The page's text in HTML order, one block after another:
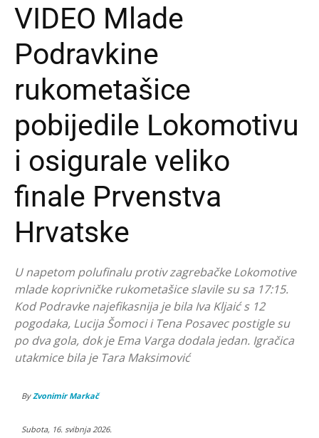
VIDEO Mlade
Podravkine
rukometašice
pobijedile Lokomotivu
i osigurale veliko
finale Prvenstva
Hrvatske
U napetom polufinalu protiv zagrebačke Lokomotive
mlade koprivničke rukometašice slavile su sa 17:15.
Kod Podravke najefikasnija je bila Iva Kljaić s 12
pogodaka, Lucija Šomoci i Tena Posavec postigle su
po dva gola, dok je Ema Varga dodala jedan. Igračica
utakmice bila je Tara Maksimović
By Zvonimir Markač
Subota, 16. svibnja 2026.